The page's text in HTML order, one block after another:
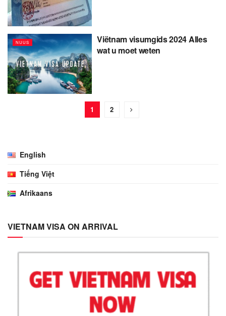
NUUS
Viëtnam visumgids 2024 Alles
wat u moet weten
1 2
English
Tiếng Việt
Afrikaans
VIETNAM VISA ON ARRIVAL